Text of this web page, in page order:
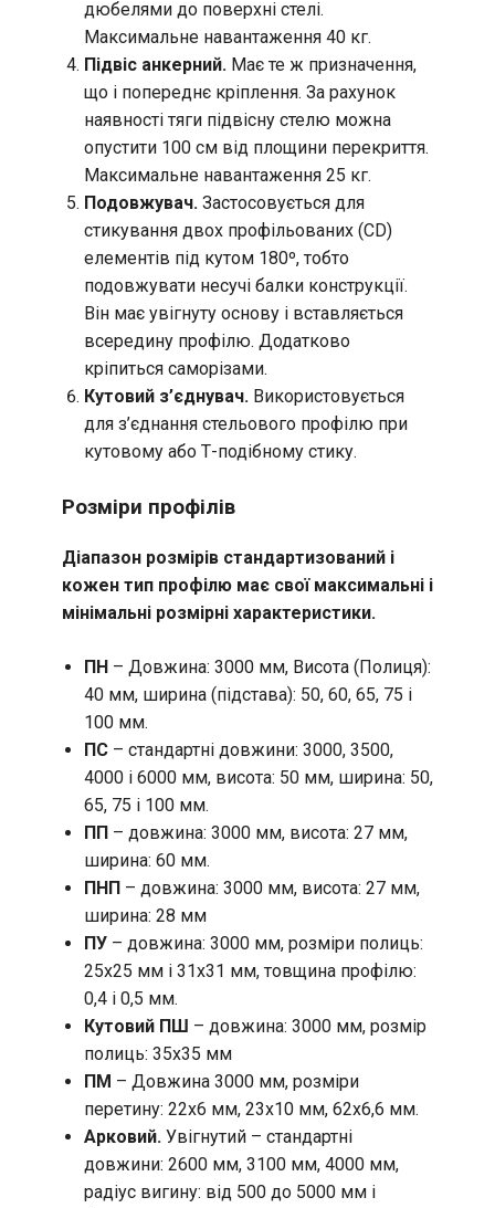
дюбелями до поверхні стелі.
Максимальне навантаження 40 кг.
Підвіс анкерний. Має те ж призначення,
що і попереднє кріплення. За рахунок
наявності тяги підвісну стелю можна
опустити 100 см від площини перекриття.
Максимальне навантаження 25 кг.
Подовжувач. Застосовується для
стикування двох профільованих (CD)
елементів під кутом 180º, тобто
подовжувати несучі балки конструкції.
Він має увігнуту основу і вставляється
всередину профілю. Додатково
кріпиться саморізами.
Кутовий з’єднувач. Використовується
для з’єднання стельового профілю при
кутовому або Т-подібному стику.
Розміри профілів
Діапазон розмірів стандартизований і
кожен тип профілю має свої максимальні і
мінімальні розмірні характеристики.
ПН – Довжина: 3000 мм, Висота (Полиця):
40 мм, ширина (підстава): 50, 60, 65, 75 і
100 мм.
ПС – стандартні довжини: 3000, 3500,
4000 і 6000 мм, висота: 50 мм, ширина: 50,
65, 75 і 100 мм.
ПП – довжина: 3000 мм, висота: 27 мм,
ширина: 60 мм.
ПНП – довжина: 3000 мм, висота: 27 мм,
ширина: 28 мм
ПУ – довжина: 3000 мм, розміри полиць:
25х25 мм і 31х31 мм, товщина профілю:
0,4 і 0,5 мм.
Кутовий ПШ – довжина: 3000 мм, розмір
полиць: 35х35 мм
ПМ – Довжина 3000 мм, розміри
перетину: 22х6 мм, 23х10 мм, 62х6,6 мм.
Арковий. Увігнутий – стандартні
довжини: 2600 мм, 3100 мм, 4000 мм,
радіус вигину: від 500 до 5000 мм і